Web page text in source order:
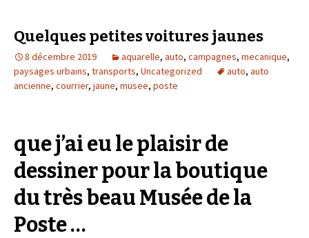
Quelques petites voitures jaunes
8 décembre 2019 aquarelle, auto, campagnes, mecanique,
paysages urbains, transports, Uncategorized auto, auto
ancienne, courrier, jaune, musee, poste
que j’ai eu le plaisir de
dessiner pour la boutique
du très beau Musée de la
Poste …